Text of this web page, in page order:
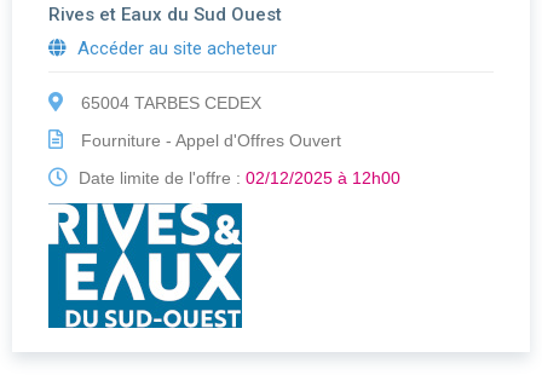
Rives et Eaux du Sud Ouest
Accéder au site acheteur
65004 TARBES CEDEX
Fourniture - Appel d'Offres Ouvert
Date limite de l'offre : 02/12/2025 à 12h00